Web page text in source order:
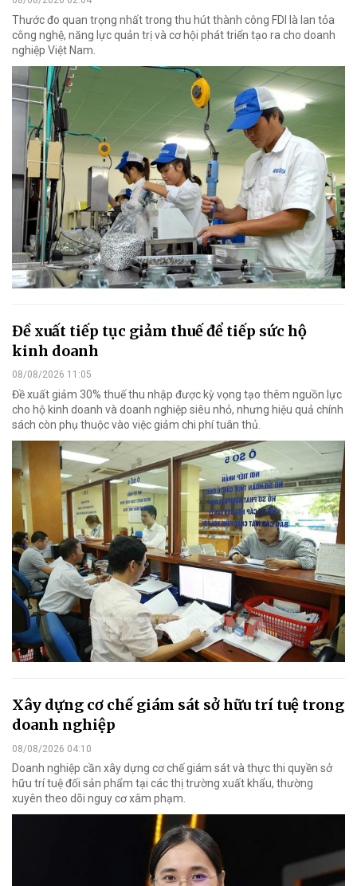
Thước đo quan trọng nhất trong thu hút thành công FDI là lan tỏa
công nghệ, năng lực quản trị và cơ hội phát triển tạo ra cho doanh
nghiệp Việt Nam.
Đề xuất tiếp tục giảm thuế để tiếp sức hộ
kinh doanh
08/08/2026 11:05
Đề xuất giảm 30% thuế thu nhập được kỳ vọng tạo thêm nguồn lực
cho hộ kinh doanh và doanh nghiệp siêu nhỏ, nhưng hiệu quả chính
sách còn phụ thuộc vào việc giảm chi phí tuân thủ.
Xây dựng cơ chế giám sát sở hữu trí tuệ trong
doanh nghiệp
08/08/2026 04:10
Doanh nghiệp cần xây dựng cơ chế giám sát và thực thi quyền sở
hữu trí tuệ đối sản phẩm tại các thị trường xuất khẩu, thường
xuyên theo dõi nguy cơ xâm phạm.